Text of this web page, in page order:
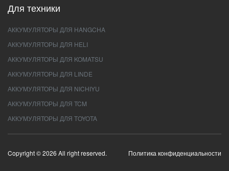
Для техники
АККУМУЛЯТОРЫ ДЛЯ HANGCHA
АККУМУЛЯТОРЫ ДЛЯ HELI
АККУМУЛЯТОРЫ ДЛЯ KOMATSU
АККУМУЛЯТОРЫ ДЛЯ LINDE
АККУМУЛЯТОРЫ ДЛЯ NICHIYU
АККУМУЛЯТОРЫ ДЛЯ TCM
АККУМУЛЯТОРЫ ДЛЯ TOYOTA
Copyright © 2026 All right reserved. Политика конфиденциальности